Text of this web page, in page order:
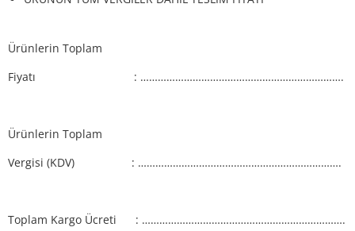
Ürünlerin Toplam
Fiyatı : …………………………………………………………….
Ürünlerin Toplam
Vergisi (KDV) : …………………………………………………………….
Toplam Kargo Ücreti : …………………………………………………………….